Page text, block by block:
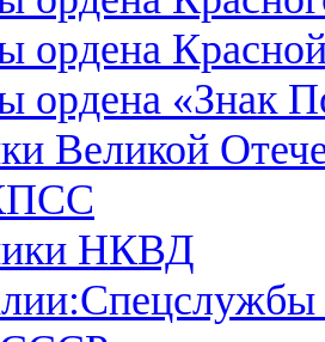
ордена
ордена «Знак
Великой
НКВД